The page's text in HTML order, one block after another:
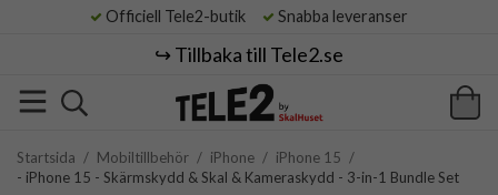
Officiell Tele2-butik Snabba leveranser
↪️ Tillbaka till Tele2.se
Startsida / Mobiltillbehör / iPhone / iPhone 15 /
- iPhone 15 - Skärmskydd & Skal & Kameraskydd - 3-in-1 Bundle Set